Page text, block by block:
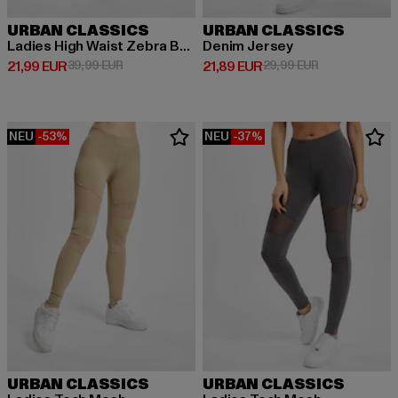
URBAN CLASSICS
Ladies High Waist Zebra Boot Cut
21,99 EUR
Derzeitiger Preis: 21,99 EUR
39,99 EURAktionspreis: 39,99 EUR
URBAN CLASSICS
Denim Jersey
21,89 EUR
Derzeitiger Preis: 21,89 EUR
29,99 EURAktionspreis:
NEU -53%
URBAN CLASSICS
NEU -37%
URBAN CLASSICS